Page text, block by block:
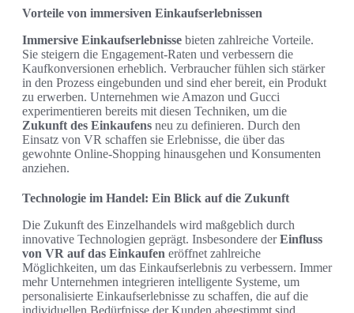
Vorteile von immersiven Einkaufserlebnissen
Immersive Einkaufserlebnisse bieten zahlreiche Vorteile.
Sie steigern die Engagement-Raten und verbessern die
Kaufkonversionen erheblich. Verbraucher fühlen sich stärker
in den Prozess eingebunden und sind eher bereit, ein Produkt
zu erwerben. Unternehmen wie Amazon und Gucci
experimentieren bereits mit diesen Techniken, um die
Zukunft des Einkaufens neu zu definieren. Durch den
Einsatz von VR schaffen sie Erlebnisse, die über das
gewohnte Online-Shopping hinausgehen und Konsumenten
anziehen.
Technologie im Handel: Ein Blick auf die Zukunft
Die Zukunft des Einzelhandels wird maßgeblich durch
innovative Technologien geprägt. Insbesondere derEinfluss
von VR auf das Einkaufen eröffnet zahlreiche
Möglichkeiten, um das Einkaufserlebnis zu verbessern. Immer
mehr Unternehmen integrieren intelligente Systeme, um
personalisierte Einkaufserlebnisse zu schaffen, die auf die
individuellen Bedürfnisse der Kunden abgestimmt sind.